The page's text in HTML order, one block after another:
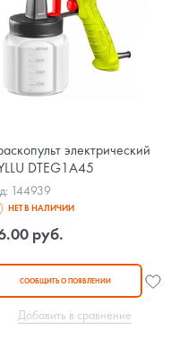
электрический
DTEG1A45
144939
НЕТ В НАЛИЧИИ
руб.
СООБЩИТЬ О ПОЯВЛЕНИИ
Добавить в сравнение